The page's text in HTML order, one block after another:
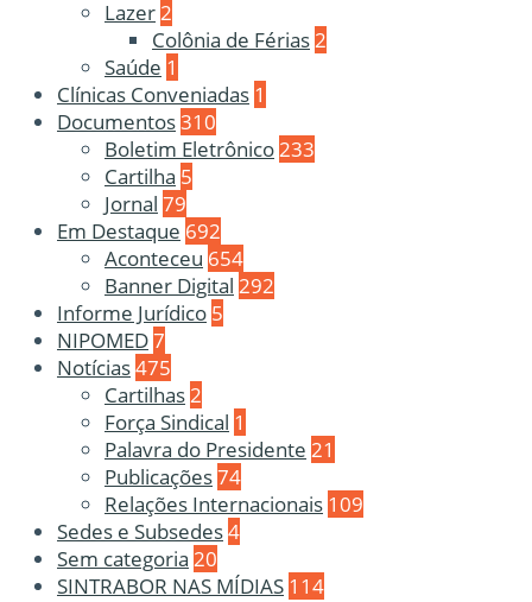
Lazer2
Colônia de Férias2
Saúde 1
Clínicas Conveniadas 1
Documentos310
Boletim Eletrônico233
Cartilha 5
Jornal 79
Em Destaque 692
Aconteceu 654
Banner Digital 292
Informe Jurídico 5
NIPOMED7
Notícias475
Cartilhas2
Força Sindical 1
Palavra do Presidente 21
Publicações74
Relações Internacionais 109
Sedes e Subsedes4
Sem categoria 20
SINTRABOR NAS MÍDIAS 114